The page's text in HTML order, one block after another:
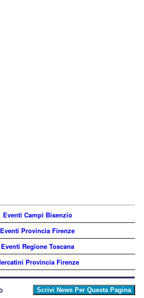
Eventi Campi Bisenzio
Eventi Provincia Firenze
Eventi Regione Toscana
Provincia Firenze